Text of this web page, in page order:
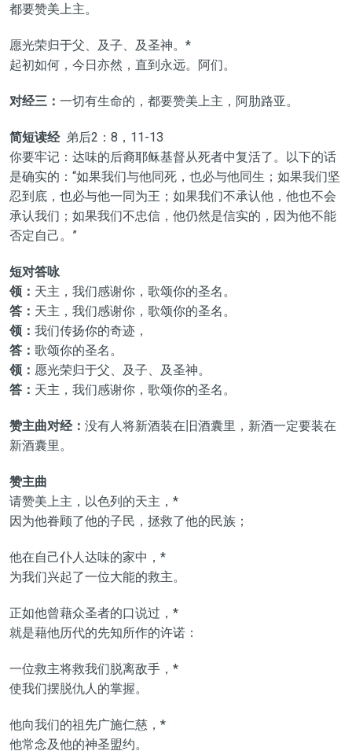
都要赞美上主。
愿光荣归于父、及子、及圣神。*
起初如何，今日亦然，直到永远。阿们。
对经三： 一切有生命的，都要赞美上主，阿肋路亚。
简短读经 弟后2：8，11-13
你要牢记：达味的后裔耶稣基督从死者中复活了。以下的话
是确实的：“如果我们与他同死，也必与他同生；如果我们坚
忍到底，也必与他一同为王；如果我们不承认他，他也不会
承认我们；如果我们不忠信，他仍然是信实的，因为他不能
否定自己。”
短对答咏
领： 天主，我们感谢你，歌颂你的圣名。
答： 天主，我们感谢你，歌颂你的圣名。
领： 我们传扬你的奇迹，
答： 歌颂你的圣名。
领： 愿光荣归于父、及子、及圣神。
答： 天主，我们感谢你，歌颂你的圣名。
赞主曲对经： 没有人将新酒装在旧酒囊里，新酒一定要装在
新酒囊里。
赞主曲
请赞美上主，以色列的天主，*
因为他眷顾了他的子民，拯救了他的民族；
他在自己仆人达味的家中，*
为我们兴起了一位大能的救主。
正如他曾藉众圣者的口说过，*
就是藉他历代的先知所作的许诺：
一位救主将救我们脱离敌手，*
使我们摆脱仇人的掌握。
他向我们的祖先广施仁慈，*
他常念及他的神圣盟约。